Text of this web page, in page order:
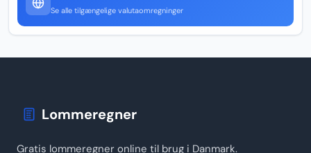
Se alle tilgængelige valutaomregninger
Lommeregner
Gratis lommeregner online til brug i Danmark.